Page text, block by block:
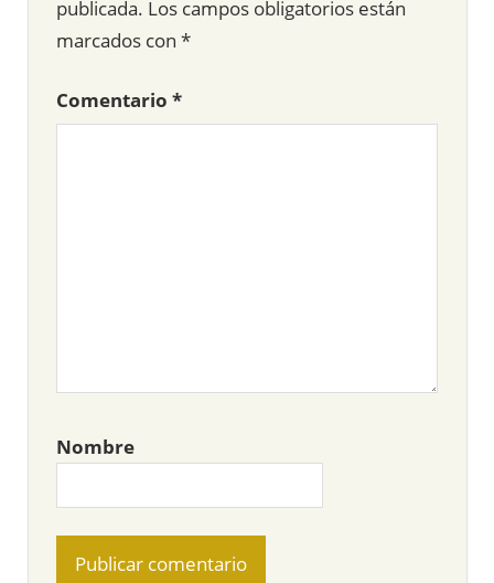
publicada. Los campos obligatorios están
marcados con *
Comentario *
Nombre